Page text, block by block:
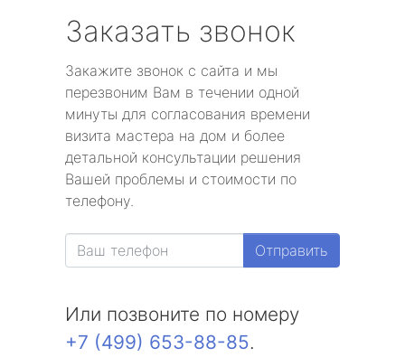
Заказать звонок
Закажите звонок с сайта и мы
перезвоним Вам в течении одной
минуты для согласования времени
визита мастера на дом и более
детальной консультации решения
Вашей проблемы и стоимости по
телефону.
Отправить
Или позвоните по номеру
+7 (499) 653-88-85.